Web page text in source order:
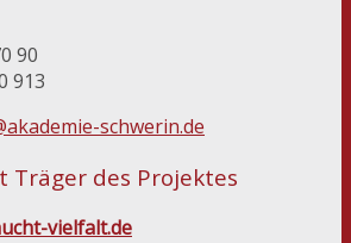
90
913
schwerin.de
Träger des Projektes
vielfalt.de